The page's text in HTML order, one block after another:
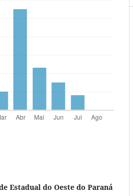
Estadual do Oeste do Paraná